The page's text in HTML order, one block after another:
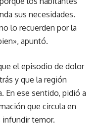
sus necesidades.
lo recuerden por la
apuntó.
el episodio de dolor
y que la región
En ese sentido, pidió a
que circula en
infundir temor.